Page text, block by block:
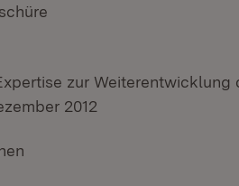
zur Weiterentwicklung
2012